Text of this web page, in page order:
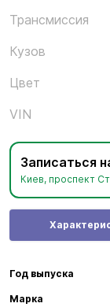
Трансмиссия
Кузов
Цвет
VIN
Записаться
Киев, проспект
Год выпуска
Марка